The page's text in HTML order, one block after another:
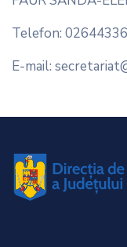
Telefon:
E-mail: